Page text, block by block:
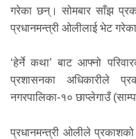
गरेका छन्। सोमबार साँझ
प्रधानमन्त्री ओलीलाई भेट
‘हेर्ने कथा’ बाट आफ्नो
प्रशासनका अधिकारीले
नगरपालिका-१० छाप्लेगाउँ
प्रधानमन्त्री ओलीले